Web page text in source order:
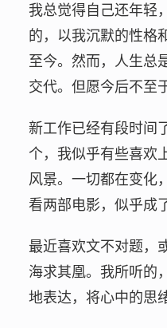
我总觉得自己还年轻
的，以我沉默的性格
至今。然而，人生总
交代。但愿今后不至
新工作已经有段时间
个，我似乎有些喜欢
风景。一切都在变化
看两部电影，似乎成
最近喜欢文不对题，
海求其凰。我所听的
地表达，将心中的思